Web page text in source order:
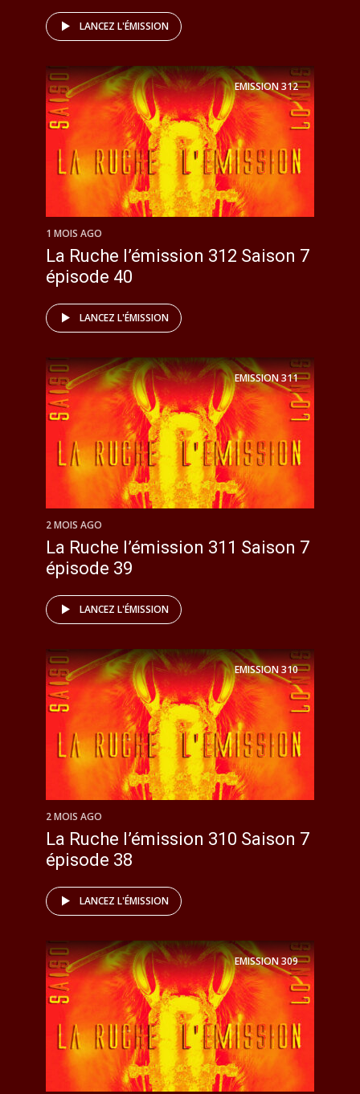
LANCEZ L'ÉMISSION
EMISSION312
1 MOIS AGO
La Ruche l’émission 312 Saison 7
épisode 40
LANCEZ L'ÉMISSION
EMISSION311
2 MOIS AGO
La Ruche l’émission 311 Saison 7
épisode 39
LANCEZ L'ÉMISSION
EMISSION310
2 MOIS AGO
La Ruche l’émission 310 Saison 7
épisode 38
LANCEZ L'ÉMISSION
EMISSION309